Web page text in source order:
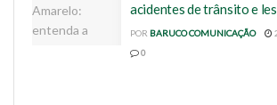
acidentes de trânsito e
POR BARUCO COMUNICAÇÃO
0